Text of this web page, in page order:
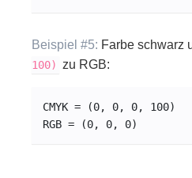
Beispiel #5: Farbe schwarz
100)
zu RGB:
CMYK = (0, 0, 0, 100)
RGB = (0, 0, 0)